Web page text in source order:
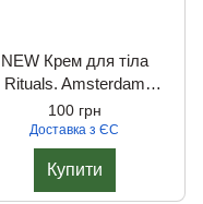
NEW Крем для тіла
Rituals. Amsterdam
Collection, 220 мл.
100 грн
Доставка з ЄС
Купити